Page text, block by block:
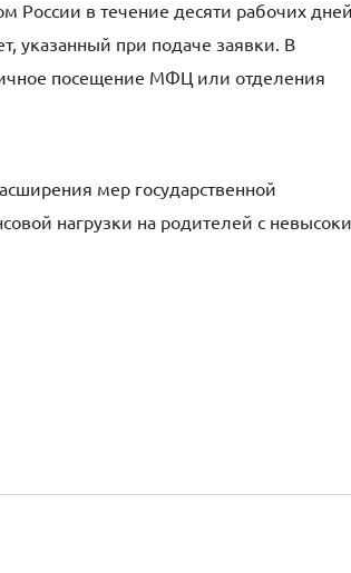
России в течение десяти рабочих
указанный при подаче заявки. В
посещение МФЦ или отделения
мер государственной
нагрузки на родителей с